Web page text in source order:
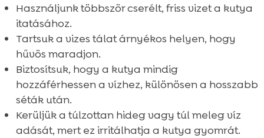
Használjunk többször cserélt, friss vizet a kutya
itatásához.
Tartsuk a vizes tálat árnyékos helyen, hogy
hűvös maradjon.
Biztosítsuk, hogy a kutya mindig
hozzáférhessen a vízhez, különösen a hosszabb
séták után.
Kerüljük a túlzottan hideg vagy túl meleg víz
adását, mert ez irritálhatja a kutya gyomrát.